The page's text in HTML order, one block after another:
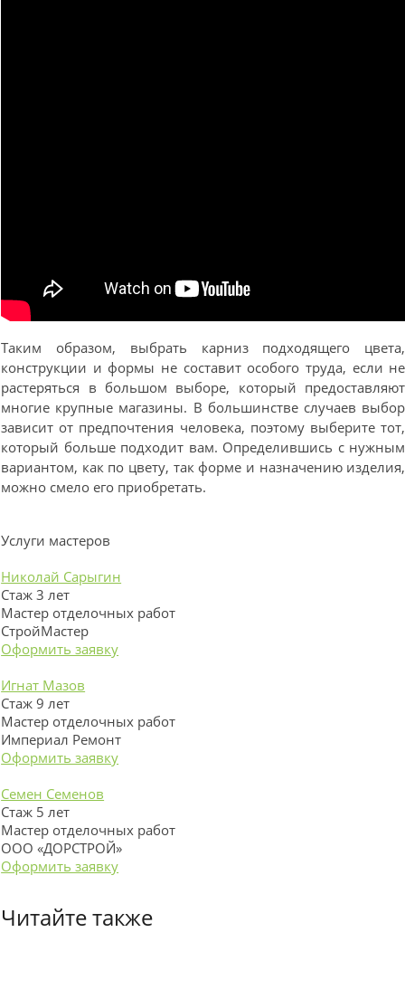
Таким образом, выбрать карниз подходящего цвета,
конструкции и формы не составит особого труда, если не
растеряться в большом выборе, который предоставляют
многие крупные магазины. В большинстве случаев выбор
зависит от предпочтения человека, поэтому выберите тот,
который больше подходит вам. Определившись с нужным
вариантом, как по цвету, так форме и назначению изделия,
можно смело его приобретать.
Услуги мастеров
Николай Сарыгин
Стаж 3 лет
Мастер отделочных работ
СтройМастер
Оформить заявку
Игнат Мазов
Стаж 9 лет
Мастер отделочных работ
Империал Ремонт
Оформить заявку
Семен Семенов
Стаж 5 лет
Мастер отделочных работ
ООО «ДОРСТРОЙ»
Оформить заявку
Читайте также